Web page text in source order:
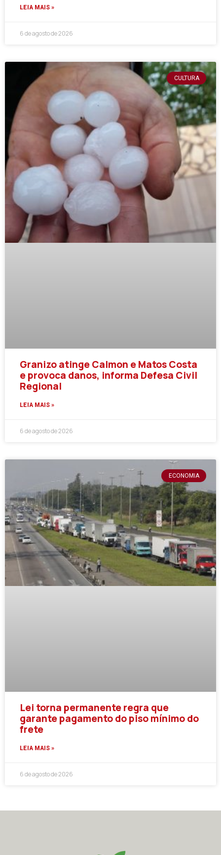
LEIA MAIS »
6 de agosto de 2026
CULTURA
Granizo atinge Calmon e Matos Costa
e provoca danos, informa Defesa Civil
Regional
LEIA MAIS »
6 de agosto de 2026
ECONOMIA
Lei torna permanente regra que
garante pagamento do piso mínimo do
frete
LEIA MAIS »
6 de agosto de 2026